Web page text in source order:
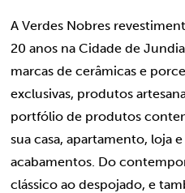
A Verdes Nobres
20 anos na Cidade de
marcas de cerâmicas e
exclusivas, produtos
portfólio de produtos
sua casa, apartamento, loja
acabamentos. Do
clássico ao despojado, e